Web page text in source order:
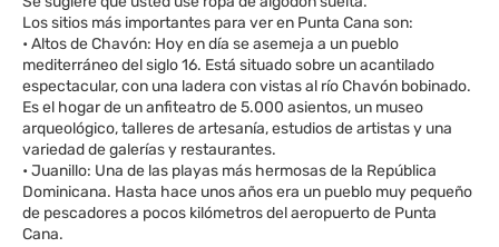
Los sitios más importantes para ver en Punta Cana son:
• Altos de Chavón: Hoy en día se asemeja a un pueblo
mediterráneo del siglo 16. Está situado sobre un acantilado
espectacular, con una ladera con vistas al río Chavón bobinado.
Es el hogar de un anfiteatro de 5.000 asientos, un museo
arqueológico, talleres de artesanía, estudios de artistas y una
variedad de galerías y restaurantes.
• Juanillo: Una de las playas más hermosas de la República
Dominicana. Hasta hace unos años era un pueblo muy pequeño
de pescadores a pocos kilómetros del aeropuerto de Punta
Cana.